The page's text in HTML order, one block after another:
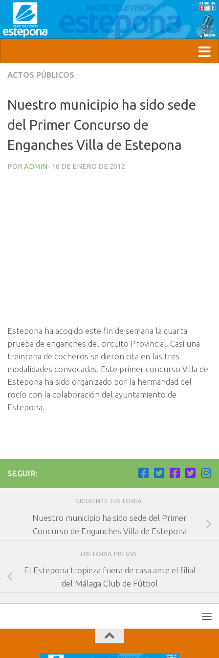
ACTOS PÚBLICOS
Nuestro municipio ha sido sede
del Primer Concurso de
Enganches Villa de Estepona
POR ADMIN · 16 DE ENERO DE 2012
Estepona ha acogido este fin de semana la cuarta
prueba de enganches del circuito Provincial. Casi una
treintena de cocheros se dieron cita en las tres
modalidades convocadas. Este primer concurso Villa de
Estepona ha sido organizado por la hermandad del
rocío con la colaboración del ayuntamiento de
Estepona.
SEGUIR:
SIGUIENTE HISTORIA
Nuestro municipio ha sido sede del Primer
Concurso de Enganches Villa de Estepona
HISTORIA PREVIA
El Estepona tropieza fuera de casa ante el filial
del Málaga Club de Fútbol